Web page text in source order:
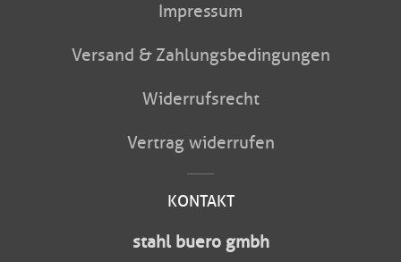
Impressum
Versand & Zahlungsbedingungen
Widerrufsrecht
Vertrag widerrufen
KONTAKT
stahl buero gmbh